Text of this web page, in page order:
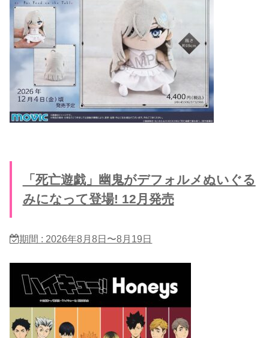
「死亡遊戯」幽鬼がデフォルメぬいぐる
みになって登場! 12月発売
期間 : 2026年8月8日〜8月19日